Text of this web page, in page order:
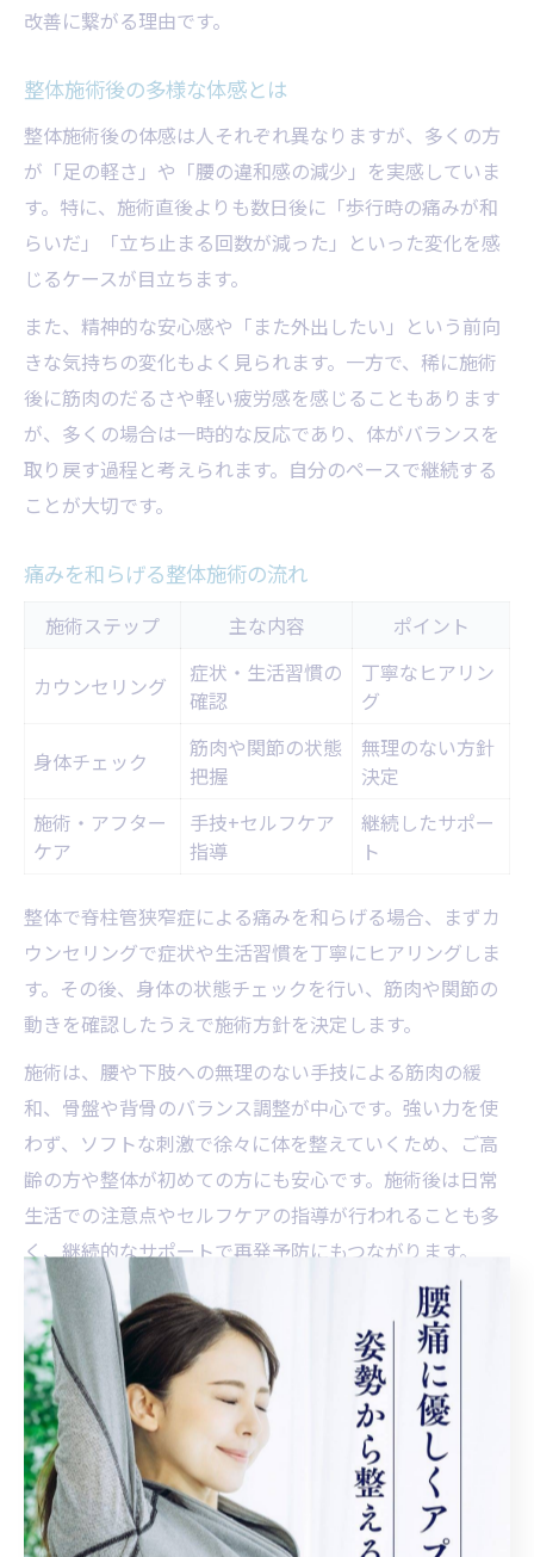
改善に繋がる理由です。
整体施術後の多様な体感とは
整体施術後の体感は人それぞれ異なりますが、多くの方
が「足の軽さ」や「腰の違和感の減少」を実感していま
す。特に、施術直後よりも数日後に「歩行時の痛みが和
らいだ」「立ち止まる回数が減った」といった変化を感
じるケースが目立ちます。
また、精神的な安心感や「また外出したい」という前向
きな気持ちの変化もよく見られます。一方で、稀に施術
後に筋肉のだるさや軽い疲労感を感じることもあります
が、多くの場合は一時的な反応であり、体がバランスを
取り戻す過程と考えられます。自分のペースで継続する
ことが大切です。
痛みを和らげる整体施術の流れ
施術ステップ 主な内容 ポイント
カウンセリング
症状・生活習慣の
確認
丁寧なヒアリン
グ
身体チェック
筋肉や関節の状態
把握
無理のない方針
決定
施術・アフター
ケア
手技+セルフケア
指導
継続したサポー
ト
整体で脊柱管狭窄症による痛みを和らげる場合、まずカ
ウンセリングで症状や生活習慣を丁寧にヒアリングしま
す。その後、身体の状態チェックを行い、筋肉や関節の
動きを確認したうえで施術方針を決定します。
施術は、腰や下肢への無理のない手技による筋肉の緩
和、骨盤や背骨のバランス調整が中心です。強い力を使
わず、ソフトな刺激で徐々に体を整えていくため、ご高
齢の方や整体が初めての方にも安心です。施術後は日常
生活での注意点やセルフケアの指導が行われることも多
く、継続的なサポートで再発予防にもつながります。
整体で変わる日常動作のポイント
整体を受けることで、日常生活における動作のしやすさ
が大きく変わるケースがあります。例えば、「買い物で
の立ち止まりが減った」「階段の上り下りが楽になっ
た」など、実際に生活の中で効果を感じる場面が増える
傾向にあります。